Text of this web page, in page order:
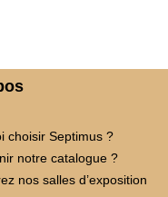
choisir Septimus ?
notre catalogue ?
nos salles d’exposition